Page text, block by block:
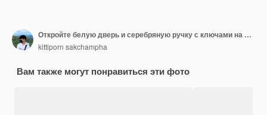
Откройте белую дверь и серебряную ручку с ключами на сером бетоне, изолированным на черном фоне для концепции открыть дверь или закрыть дверю и забыть ключ
kittiporn sakchampha
Вам также могут понравиться эти фото